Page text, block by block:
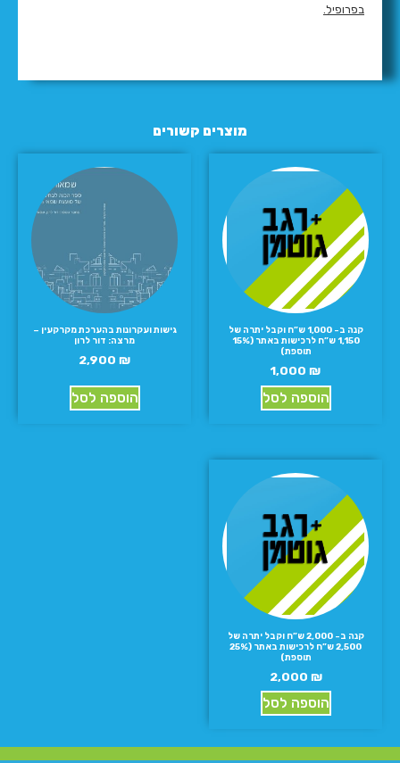
מוצרים קשורים
קנה ב- 1,000 ש”ח וקבל יתרה של
1,150 ש”ח לרכישות באתר (15%
תוספת)
1,000 ₪
הוספה לסל
גישות ועקרונות בהערכת מקרקעין –
מרצה: דור לרון
2,900 ₪
הוספה לסל
קנה ב- 2,000 ש”ח וקבל יתרה של
2,500 ש”ח לרכישות באתר (25%
תוספת)
2,000 ₪
הוספה לסל
בפרופיל.